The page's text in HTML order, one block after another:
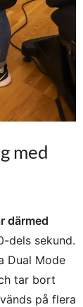
med
därmed
dels sekund.
Dual Mode
tar bort
på flera